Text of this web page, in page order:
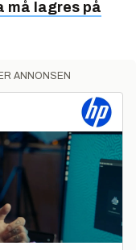
må lagres på
ANNONSEN